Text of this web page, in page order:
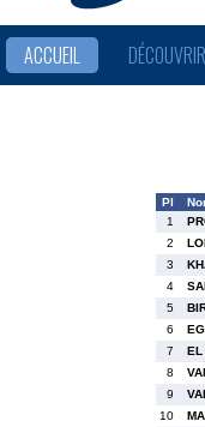
ACCUEIL DÉCOUVRIR
Pl
1
2
3
4
5
6
7
EL
8
9
10